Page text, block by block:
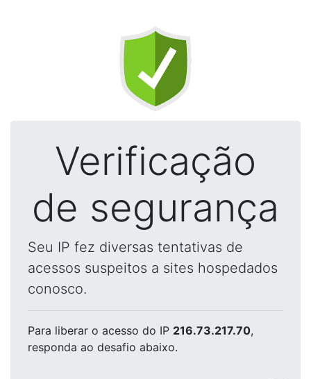
Verificação
de segurança
Seu IP fez diversas tentativas de
acessos suspeitos a sites hospedados
conosco.
Para liberar o acesso do IP 216.73.217.70,
responda ao desafio abaixo.